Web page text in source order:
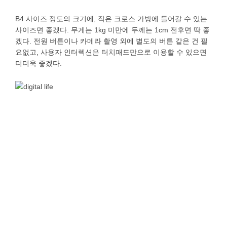
B4 사이즈 정도의 크기에, 작은 크로스 가방에 들어갈 수 있는
사이즈면 좋겠다. 무게는 1kg 미만에 두께는 1cm 전후면 딱 좋
겠다. 전원 버튼이나 카메라 촬영 외에 별도의 버튼 같은 건 필
요없고, 사용자 인터렉션은 터치패드만으로 이용할 수 있으면
더더욱 좋겠다.